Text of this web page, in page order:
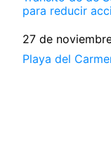
para reducir
Fecha
27 de
Respecto a
Playa del